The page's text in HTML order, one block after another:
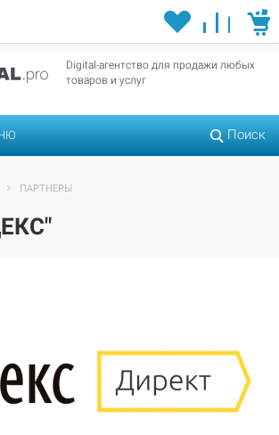
Digital-агентство для продажи любых
товаров и услуг
Поиск
ПАРТНЕРЫ